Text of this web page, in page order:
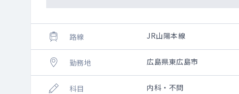
路線 JR山陽本線
勤務地 広島県東広島市
科目 内科・不問